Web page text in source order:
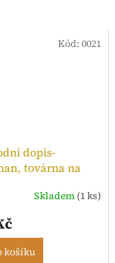
dopis-
továrna na
Skladem (1 ks)
košíku
Kód: 0021